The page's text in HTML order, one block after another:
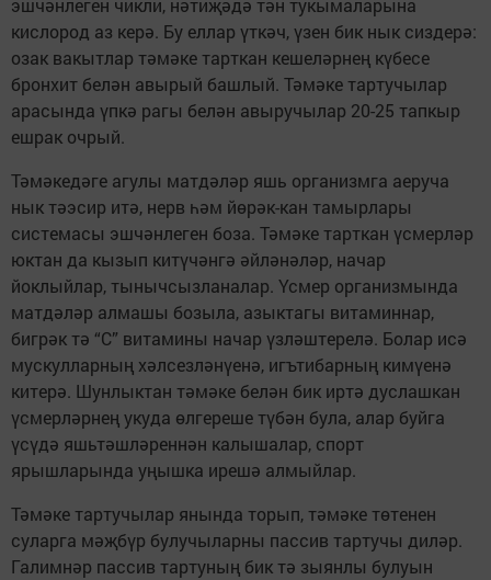
эшчәнлеген чикли, нәтиҗәдә тән тукымаларына
кислород аз керә. Бу еллар үткәч, үзен бик нык сиздерә:
озак вакытлар тәмәке тарткан кешеләрнең күбесе
бронхит белән авырый башлый. Тәмәке тартучылар
арасында үпкә рагы белән авыручылар 20-25 тапкыр
ешрак очрый.
Тәмәкедәге агулы матдәләр яшь организмга аеруча
нык тәэсир итә, нерв һәм йөрәк-кан тамырлары
системасы эшчәнлеген боза. Тәмәке тарткан үсмерләр
юктан да кызып китүчәнгә әйләнәләр, начар
йоклыйлар, тынычсызланалар. Үсмер организмында
матдәләр алмашы бозыла, азыктагы витаминнар,
бигрәк тә “С” витамины начар үзләштерелә. Болар исә
мускулларның хәлсезләнүенә, игътибарның кимүенә
китерә. Шунлыктан тәмәке белән бик иртә дуслашкан
үсмерләрнең укуда өлгереше түбән була, алар буйга
үсүдә яшьтәшләреннән калышалар, спорт
ярышларында уңышка ирешә алмыйлар.
Тәмәке тартучылар янында торып, тәмәке төтенен
суларга мәҗбүр булучыларны пассив тартучы диләр.
Галимнәр пассив тартуның бик тә зыянлы булуын